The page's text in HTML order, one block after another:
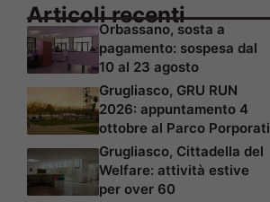
Articoli recenti
Orbassano, sosta a
pagamento: sospesa dal
10 al 23 agosto
Grugliasco, GRU RUN
2026: appuntamento 4
ottobre al Parco Porporati
Grugliasco, Cittadella del
Welfare: attività estive
per over 60